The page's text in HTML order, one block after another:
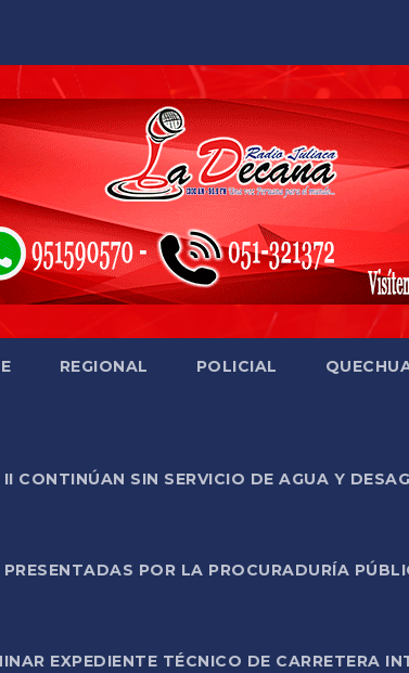
REGIONAL POLICIAL
SIN SERVICIO DE AGUA Y
POR LA PROCURADURÍA
EXPEDIENTE TÉCNICO DE CARRETERA